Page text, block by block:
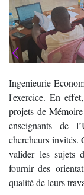
Ingenieurie
l'exercice. En
projets de
enseignants de
chercheurs invités.
valider les sujets
fournir des
qualité de leurs